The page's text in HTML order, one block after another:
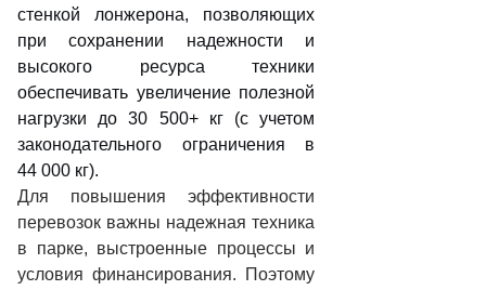
стенкой лонжерона, позволяющих
при сохранении надежности и
высокого ресурса техники
обеспечивать увеличение полезной
нагрузки до 30 500+ кг (с учетом
законодательного ограничения в
44 000 кг).
Для повышения эффективности
перевозок важны надежная техника
в парке, выстроенные процессы и
условия финансирования. Поэтому